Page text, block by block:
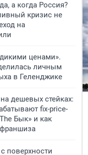
а когда Россия?
кризис не
на
ценами».
личным
в Геленджике
дешевых стейках:
fix-price-
Бык» и как
поверхности